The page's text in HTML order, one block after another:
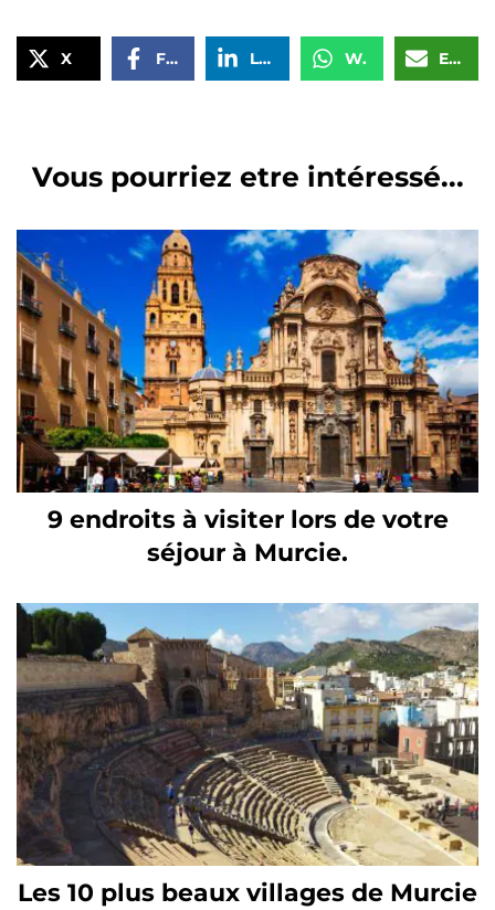
X Facebook LinkedIn WhatsApp Email
Vous pourriez etre intéressé...
9 endroits à visiter lors de votre
séjour à Murcie.
Les 10 plus beaux villages de Murcie